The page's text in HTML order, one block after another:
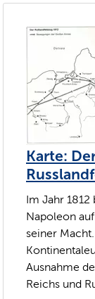
Karte:
Im Jahr 1812
Napoleon
seiner
Ausnahme
Reichs und